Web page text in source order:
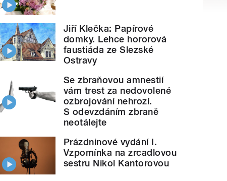
Jiří Klečka: Papírové
domky. Lehce hororová
faustiáda ze Slezské
Ostravy
Se zbraňovou amnestií
vám trest za nedovolené
ozbrojování nehrozí.
S odevzdáním zbraně
neotálejte
Prázdninové vydání I.
Vzpomínka na zrcadlovou
sestru Nikol Kantorovou